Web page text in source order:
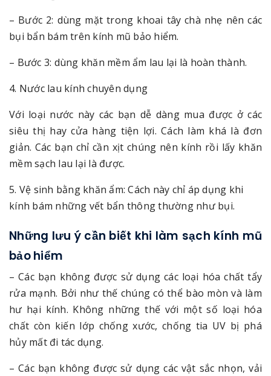
– Bước 2: dùng mặt trong khoai tây chà nhẹ nên các
bụi bẩn bám trên kính mũ bảo hiểm.
– Bước 3: dùng khăn mềm ẩm lau lại là hoàn thành.
4. Nước lau kính chuyên dụng
Với loại nước này các bạn dễ dàng mua được ở các
siêu thị hay cửa hàng tiện lợi. Cách làm khá là đơn
giản. Các bạn chỉ cần xịt chúng nên kính rồi lấy khăn
mềm sạch lau lại là được.
5. Vệ sinh bằng khăn ẩm: Cách này chỉ áp dụng khi
kính bám những vết bẩn thông thường như bụi.
Những lưu ý cần biết khi làm sạch kính mũ
bảo hiểm
– Các bạn không được sử dụng các loại hóa chất tẩy
rửa mạnh. Bởi như thế chúng có thể bào mòn và làm
hư hại kính. Không những thế với một số loại hóa
chất còn kiến lớp chống xước, chống tia UV bị phá
hủy mất đi tác dụng.
– Các bạn không được sử dụng các vật sắc nhọn, vải